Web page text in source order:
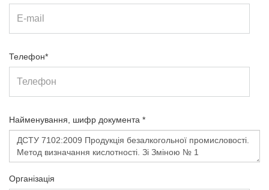
Телефон*
Найменування, шифр документа *
Організація